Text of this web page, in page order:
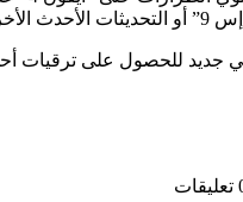
جديد للحصول على ترقيات